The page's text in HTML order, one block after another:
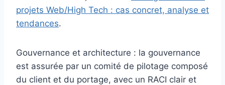
projets Web/High Tech : cas concret, analyse et
tendances.
Gouvernance et architecture : la gouvernance
est assurée par un comité de pilotage composé
du client et du portage, avec un RACI clair et